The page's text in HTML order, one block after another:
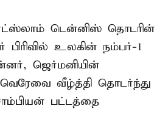
டென்னிஸ் தொடரின்
உலகின் நம்பர்-1
ஜெர்மனியின்
வீழ்த்தி தொடர்ந்து
பட்டத்தை